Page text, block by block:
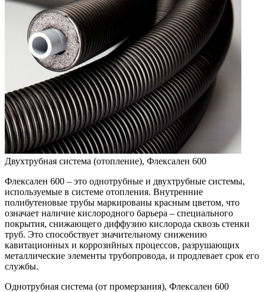
Двухтpубная система (oтoпление), Флексален 600
Флексален 600 – это однотрубные и двухтрубные системы,
используемые в системе отопления. Внутренние
полибутеновые трубы маркированы красным цветом, что
означает наличие кислородного барьера – специального
покрытия, снижающего диффузию кислорода сквозь стенки
труб. Это способствует значительному снижению
кавитационных и коррозийных процессов, разрушающих
металлические элементы трубопровода, и продлевает срок его
службы.
Однотpубная система (от промерзания), Флексален 600